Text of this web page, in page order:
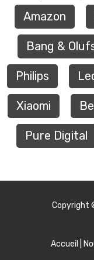
Amazon
Bang &
Philips
Xiaomi
Pure Digital
Copyright
Accueil